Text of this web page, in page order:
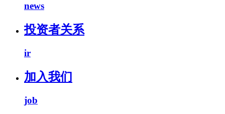
news
投资者关系
ir
加入我们
job